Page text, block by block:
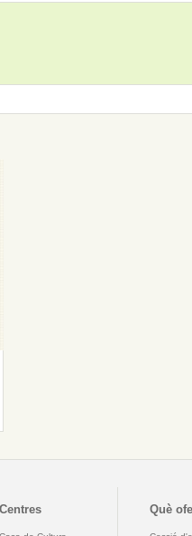
Centres Què